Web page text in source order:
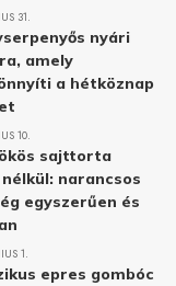
31.
nyári
amely
a hétköznap
10.
sajttorta
narancsos
egyszerűen és
1.
epres gombóc